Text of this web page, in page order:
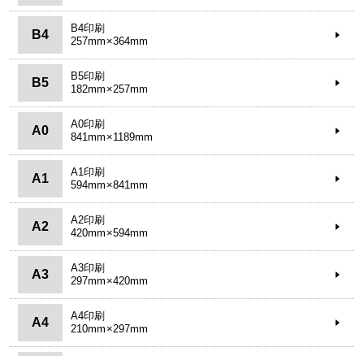
B4
B4印刷
257mm×364mm
B5
B5印刷
182mm×257mm
A0
A0印刷
841mm×1189mm
A1
A1印刷
594mm×841mm
A2
A2印刷
420mm×594mm
A3
A3印刷
297mm×420mm
A4
A4印刷
210mm×297mm